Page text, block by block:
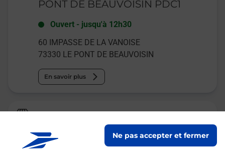
Ne pas accepter et fermer
PONT DE BEAUVOISIN PDC1
Ouvert - jusqu'à 12h30
60 IMPASSE DE LA VANOISE
73330 LE PONT DE BEAUVOISIN
En savoir plus
Relais Pickup
HYPER U SAV
jusqu'à 19h00